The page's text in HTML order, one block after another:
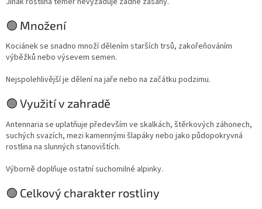
🟢 Množení
Kociánek se snadno množí dělením starších trsů, zakořeňováním
výběžků nebo výsevem semen.
Nejspolehlivější je dělení na jaře nebo na začátku podzimu.
🟢 Využití v zahradě
Antennaria se uplatňuje především ve skalkách, štěrkových záhonech,
suchých svazích, mezi kamennými šlapáky nebo jako půdopokryvná
rostlina na slunných stanovištích.
Výborně doplňuje ostatní suchomilné alpinky.
🟢 Celkový charakter rostliny